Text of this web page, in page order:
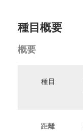
種目概要
概要
種目
距離